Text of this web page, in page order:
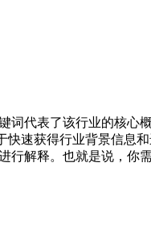
词代表了该行业的核心
速获得行业背景信息
行解释。也就是说，你